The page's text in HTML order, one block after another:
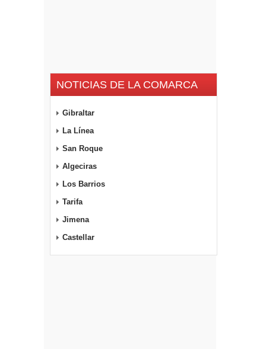
NOTICIAS DE LA COMARCA
Gibraltar
La Línea
San Roque
Algeciras
Los Barrios
Tarifa
Jimena
Castellar